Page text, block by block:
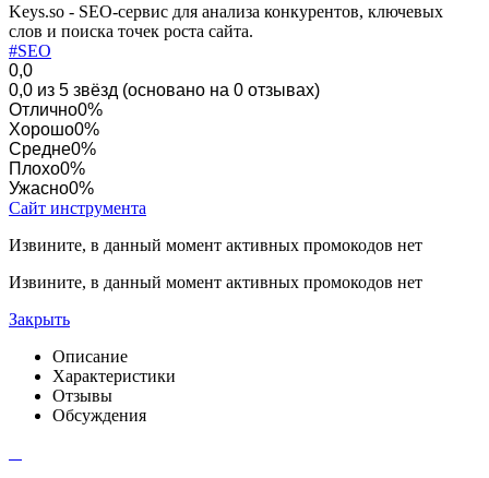
Keys.so - SEO-сервис для анализа конкурентов, ключевых
слов и поиска точек роста сайта.
#SEO
0,0
0,0 из 5 звёзд (основано на 0 отзывах)
Отлично0%
Хорошо0%
Средне0%
Плохо0%
Ужасно0%
Сайт инструмента
Извините, в данный момент активных промокодов нет
Извините, в данный момент активных промокодов нет
Закрыть
Описание
Характеристики
Отзывы
Обсуждения